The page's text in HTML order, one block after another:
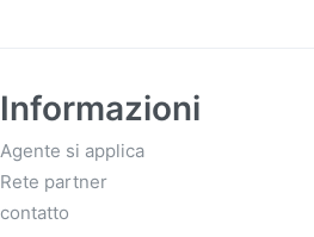
Informazioni
Agente si applica
Rete partner
contatto